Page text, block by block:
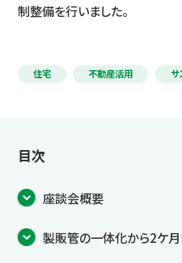
制整備を行いました。
住宅 不動産活用 サ
目次
座談会概要
製販管の一体化から2ケ月